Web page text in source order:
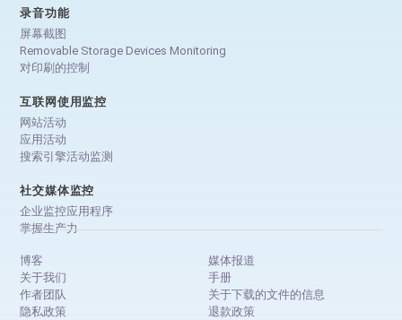
录音功能
屏幕截图
Removable Storage Devices Monitoring
对印刷的控制
互联网使用监控
网站活动
应用活动
搜索引擎活动监测
社交媒体监控
企业监控应用程序
掌握生产力
博客
关于我们
作者团队
隐私政策
媒体报道
手册
关于下载的文件的信息
退款政策